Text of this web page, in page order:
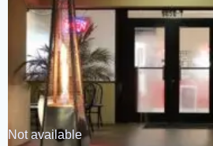
Not available